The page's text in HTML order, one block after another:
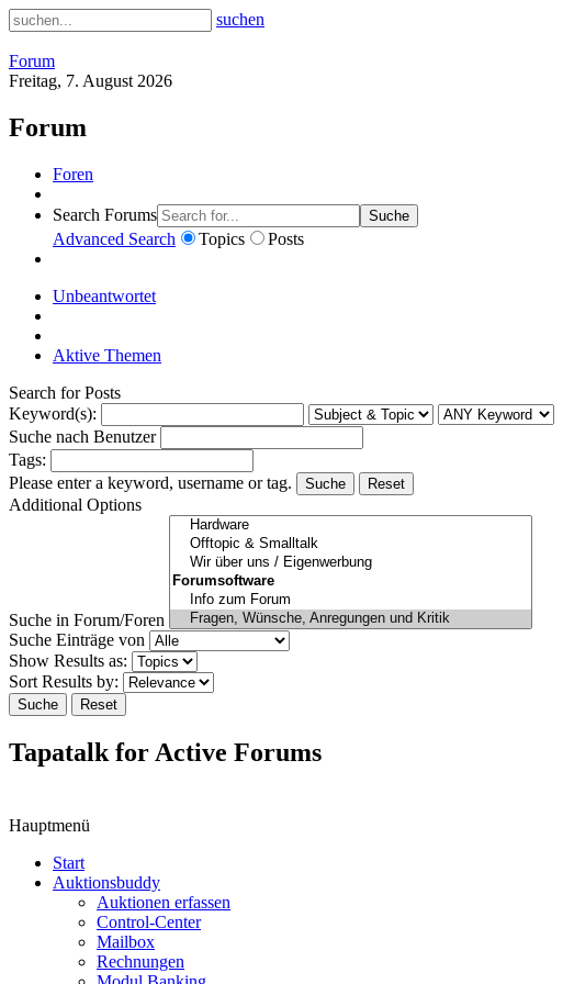
suchen
Forum
Freitag, 7. August 2026
Forum
Foren
Search Forums Suche
Advanced Search Topics Posts
Unbeantwortet
Aktive Themen
Search for Posts
Keyword(s):
Suche nach Benutzer
Tags:
Please enter a keyword, username or tag.
Suche Reset
Additional Options
Suche in Forum/Foren
Suche Einträge von
Show Results as:
Sort Results by:
Suche Reset
Tapatalk for Active Forums
Hauptmenü
Start
Auktionsbuddy
Auktionen erfassen
Control-Center
Mailbox
Rechnungen